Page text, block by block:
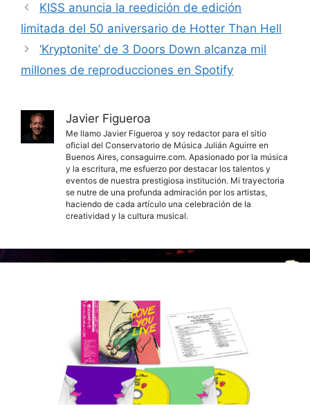
KISS anuncia la reedición de edición
limitada del 50 aniversario de Hotter Than Hell
‘Kryptonite’ de 3 Doors Down alcanza mil
millones de reproducciones en Spotify
Javier Figueroa
Me llamo Javier Figueroa y soy redactor para el sitio
oficial del Conservatorio de Música Julián Aguirre en
Buenos Aires, consaguirre.com. Apasionado por la música
y la escritura, me esfuerzo por destacar los talentos y
eventos de nuestra prestigiosa institución. Mi trayectoria
se nutre de una profunda admiración por los artistas,
haciendo de cada artículo una celebración de la
creatividad y la cultura musical.